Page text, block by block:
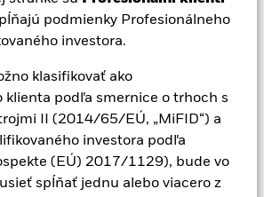
podmienky Profesionálneho
investora.
klasifikovať ako
klienta podľa smernice o trhoch s
II (2014/65/EÚ, „MiFID“) a
investora podľa
(EÚ) 2017/1129), bude vo
spĺňať jednu alebo viacero z
Fond investuje minimálne 70 %
do majetkových cenných papierov
celosvetovo, ktorých hlavná
technológie. Fond sa bude
technológií novej generácie vrátane
výpočtovej techniky, automatizácie,
analytiky, elektronického
systémov, komunikačnej
dizajnu. V bežných trhových
investovať do portfólia majetkových